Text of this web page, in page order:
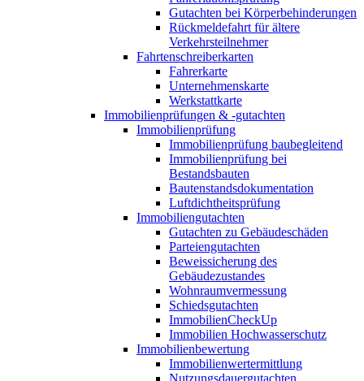
Gutachten bei Körperbehinderungen
Rückmeldefahrt für ältere
Verkehrsteilnehmer
Fahrtenschreiberkarten
Fahrerkarte
Unternehmenskarte
Werkstattkarte
Immobilienprüfungen & -gutachten
Immobilienprüfung
Immobilienprüfung baubegleitend
Immobilienprüfung bei
Bestandsbauten
Bautenstandsdokumentation
Luftdichtheitsprüfung
Immobiliengutachten
Gutachten zu Gebäudeschäden
Parteiengutachten
Beweissicherung des
Gebäudezustandes
Wohnraumvermessung
Schiedsgutachten
ImmobilienCheckUp
Immobilien Hochwasserschutz
Immobilienbewertung
Immobilienwertermittlung
Nutzungsdauergutachten